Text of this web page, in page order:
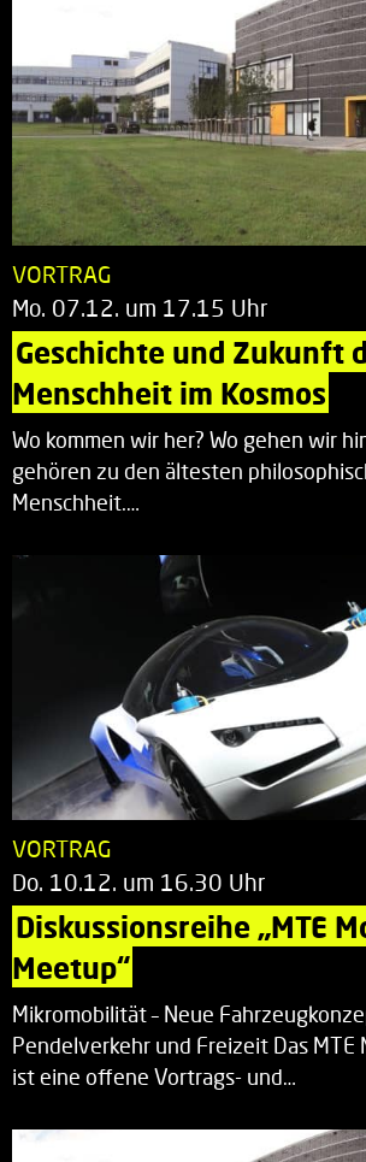
VORTRAG
Mo. 07.12. um 17.15 Uhr
Geschichte und Zukunft
Menschheit im Kosmos
Wo kommen wir her? Wo gehen wir
gehören zu den ältesten
Menschheit.…
VORTRAG
Do. 10.12. um 16.30 Uhr
Diskussionsreihe „MTE
Meetup“
Mikromobilität – Neue
Pendelverkehr und Freizeit Das
ist eine offene Vortrags- und…